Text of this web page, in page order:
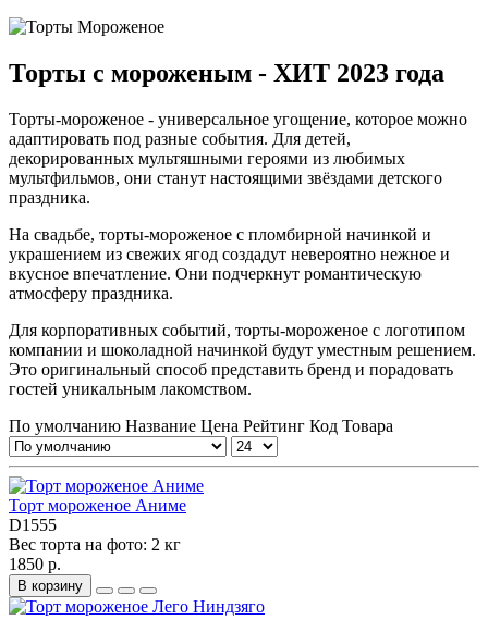
Торты с мороженым - ХИТ 2023 года
Торты-мороженое - универсальное угощение, которое можно
адаптировать под разные события. Для детей,
декорированных мультяшными героями из любимых
мультфильмов, они станут настоящими звёздами детского
праздника.
На свадьбе, торты-мороженое с пломбирной начинкой и
украшением из свежих ягод создадут невероятно нежное и
вкусное впечатление. Они подчеркнут романтическую
атмосферу праздника.
Для корпоративных событий, торты-мороженое с логотипом
компании и шоколадной начинкой будут уместным решением.
Это оригинальный способ представить бренд и порадовать
гостей уникальным лакомством.
По умолчанию Название Цена Рейтинг Код Товара
Торт мороженое Аниме
D1555
Вес торта на фото: 2 кг
1850 р.
В корзину